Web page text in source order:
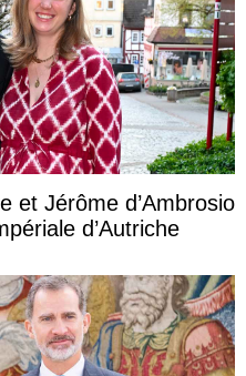
et Jérôme d’Ambrosio
d’Autriche